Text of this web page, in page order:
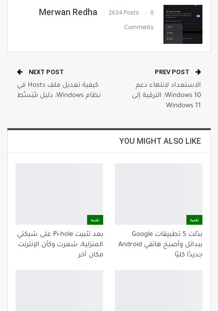
Email
Merwan Redha 2634 Posts 0
Comments
الاستعداد لانتهاء دعم
Windows 10: الترقية إلى
Windows 11
NEXT POST
كيفية تعديل ملف Hosts في
نظام Windows: دليل مُبَسَّط
YOU MIGHT ALSO LIKE
تقنية
بدّلت 5 تطبيقات Google
ببدائل وأصبح هاتفي Android
جديدًا كليًا
تقنية
بعد تثبيت Pi-hole على شبكتي
المنزلية، شعرت وكأن الإنترنت
مكان آخر